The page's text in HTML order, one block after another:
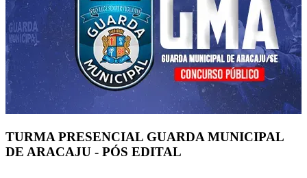
TURMA PRESENCIAL GUARDA MUNICIPAL
DE ARACAJU - PÓS EDITAL